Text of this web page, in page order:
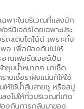
พาะในบริเวณที่แสงมัก
ร์นิเจอร์โดยเฉพาะประ
ริญเติบโตได้ดี เพราะทั้ง
อ เพื่อป้องกันไม่ให้
าดเฟอร์นิเจอร์เป็น
ชุบน้ำหมาดๆ มาเช็ด
บเชื้อราฝังแน่นก็ให้ใช้
ห้ใช้น้ำส้มสายชู หรือสบู่
งไปให้ทั่วบริเวณที่เกิด
องกันการกลับมาของ